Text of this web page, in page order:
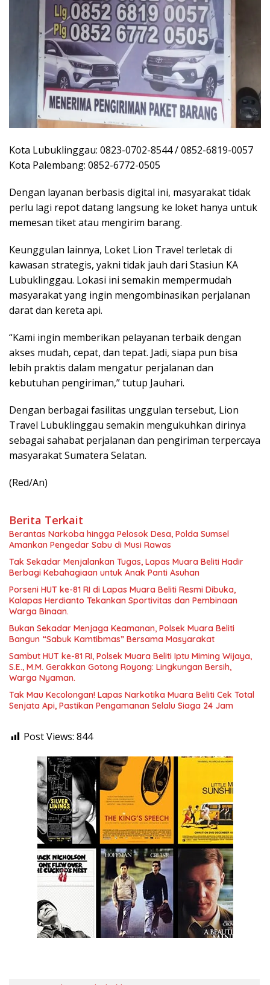
Kota Lubuklinggau: 0823-0702-8544 / 0852-6819-0057
Kota Palembang: 0852-6772-0505
Dengan layanan berbasis digital ini, masyarakat tidak
perlu lagi repot datang langsung ke loket hanya untuk
memesan tiket atau mengirim barang.
Keunggulan lainnya, Loket Lion Travel terletak di
kawasan strategis, yakni tidak jauh dari Stasiun KA
Lubuklinggau. Lokasi ini semakin mempermudah
masyarakat yang ingin mengombinasikan perjalanan
darat dan kereta api.
“Kami ingin memberikan pelayanan terbaik dengan
akses mudah, cepat, dan tepat. Jadi, siapa pun bisa
lebih praktis dalam mengatur perjalanan dan
kebutuhan pengiriman,” tutup Jauhari.
Dengan berbagai fasilitas unggulan tersebut, Lion
Travel Lubuklinggau semakin mengukuhkan dirinya
sebagai sahabat perjalanan dan pengiriman terpercaya
masyarakat Sumatera Selatan.
(Red/An)
Berita Terkait
Berantas Narkoba hingga Pelosok Desa, Polda Sumsel
Amankan Pengedar Sabu di Musi Rawas
Tak Sekadar Menjalankan Tugas, Lapas Muara Beliti Hadir
Berbagi Kebahagiaan untuk Anak Panti Asuhan
Porseni HUT ke-81 RI di Lapas Muara Beliti Resmi Dibuka,
Kalapas Herdianto Tekankan Sportivitas dan Pembinaan
Warga Binaan.
Bukan Sekadar Menjaga Keamanan, Polsek Muara Beliti
Bangun “Sabuk Kamtibmas” Bersama Masyarakat
Sambut HUT ke-81 RI, Polsek Muara Beliti Iptu Miming Wijaya,
S.E., M.M. Gerakkan Gotong Royong: Lingkungan Bersih,
Warga Nyaman.
Tak Mau Kecolongan! Lapas Narkotika Muara Beliti Cek Total
Senjata Api, Pastikan Pengamanan Selalu Siaga 24 Jam
Post Views: 844